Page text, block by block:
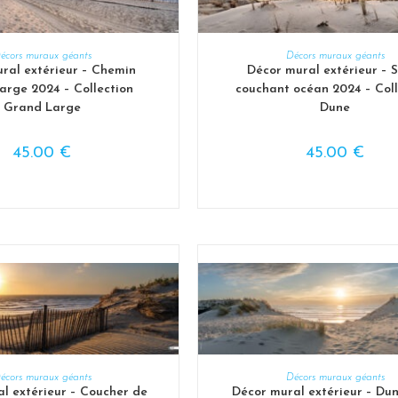
DES OPTIONS
muraux géants
extérieur – Chemin
2024 – Collection
Grand Large
45.00 €
CHOIX DES OPTIONS
Décors muraux géants
Décor mural extérieur –
couchant océan 2024 –
Dune
45.00 €
DES OPTIONS
muraux géants
extérieur – Coucher de
CHOIX DES OPTIONS
Décors muraux géants
Décor mural extérieur –